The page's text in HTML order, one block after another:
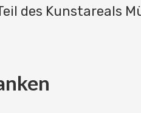
des Kunstareals